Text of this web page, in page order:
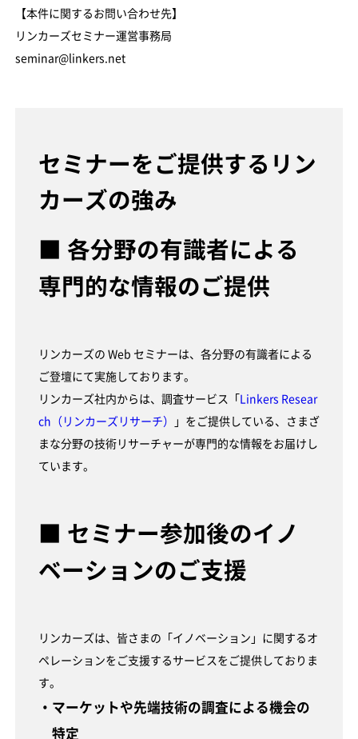
【本件に関するお問い合わせ先】
リンカーズセミナー運営事務局
seminar@linkers.net
セミナーをご提供するリン
カーズの強み
■ 各分野の有識者による
専門的な情報のご提供
リンカーズの Web セミナーは、各分野の有識者による
ご登壇にて実施しております。
リンカーズ社内からは、調査サービス「 Linkers Resear
ch（リンカーズリサーチ）
」をご提供している、さまざ
まな分野の技術リサーチャーが専門的な情報をお届けし
ています。
■ セミナー参加後のイノ
ベーションのご支援
リンカーズは、皆さまの「イノベーション」に関するオ
ペレーションをご支援するサービスをご提供しておりま
す。
・マーケットや先端技術の調査による機会の
特定